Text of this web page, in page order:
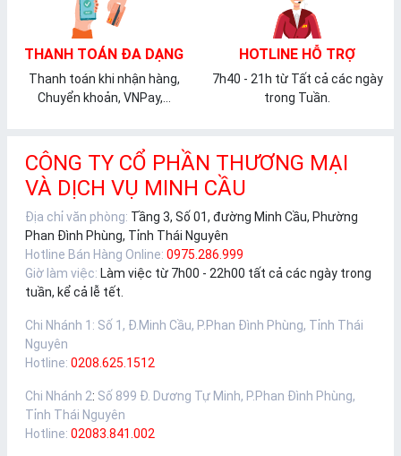
THANH TOÁN ĐA DẠNG
Thanh toán khi nhận hàng,
Chuyển khoản, VNPay,...
HOTLINE HỖ TRỢ
7h40 - 21h từ Tất cả các ngày
trong Tuần.
CÔNG TY CỔ PHẦN THƯƠNG MẠI
VÀ DỊCH VỤ MINH CẦU
Địa chỉ văn phòng: Tầng 3, Số 01, đường Minh Cầu, Phường
Phan Đình Phùng, Tỉnh Thái Nguyên
Hotline Bán Hàng Online: 0975.286.999
Giờ làm việc: Làm việc từ 7h00 - 22h00 tất cả các ngày trong
tuần, kể cả lễ tết.
Chi Nhánh 1 : Số 1, Đ.Minh Cầu, P.Phan Đình Phùng, Tỉnh Thái
Nguyên
Hotline: 0208.625.1512
Chi Nhánh 2: Số 899 Đ. Dương Tự Minh, P.Phan Đình Phùng,
Tỉnh Thái Nguyên
Hotline: 02083.841.002